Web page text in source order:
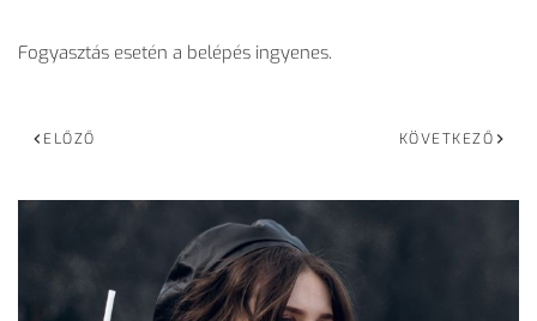
Fogyasztás esetén a belépés ingyenes.
ELŐZŐ KÖVETKEZŐ